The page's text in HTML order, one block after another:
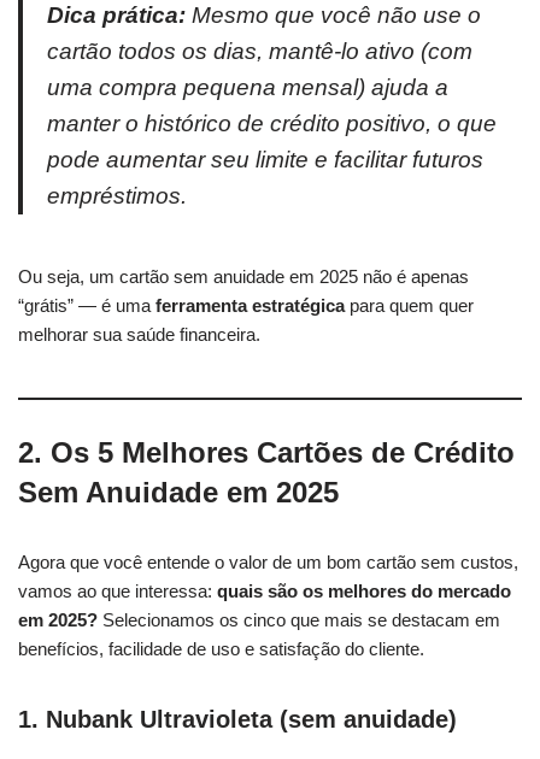
Dica prática: Mesmo que você não use o
cartão todos os dias, mantê-lo ativo (com
uma compra pequena mensal) ajuda a
manter o histórico de crédito positivo, o que
pode aumentar seu limite e facilitar futuros
empréstimos.
Ou seja, um cartão sem anuidade em 2025 não é apenas
“grátis” — é uma ferramenta estratégicapara quem quer
melhorar sua saúde financeira.
2. Os 5 Melhores Cartões de Crédito
Sem Anuidade em 2025
Agora que você entende o valor de um bom cartão sem custos,
vamos ao que interessa: quais são os melhores do mercado
em 2025? Selecionamos os cinco que mais se destacam em
benefícios, facilidade de uso e satisfação do cliente.
1. Nubank Ultravioleta (sem anuidade)